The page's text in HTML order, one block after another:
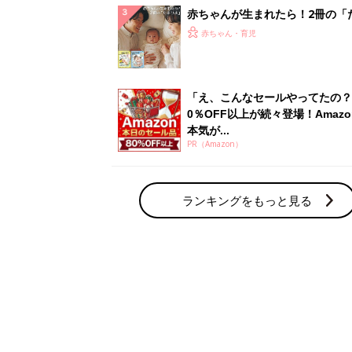
赤ちゃんが生まれたら！2冊の「
ひよ」
赤ちゃん・育児
「え、こんなセールやってたの
0％OFF以上が続々登場！
本気が...
PR（Amazon）
ランキングをもっと見る